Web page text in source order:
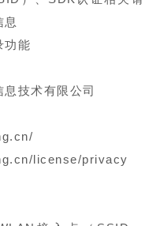
功能
息技术有限公司
license/privacy